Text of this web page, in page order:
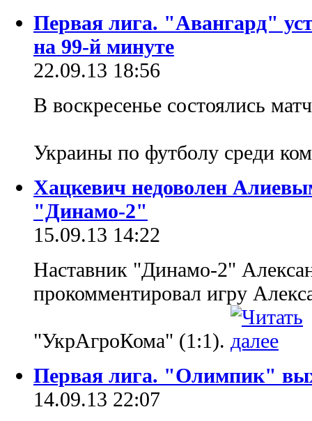
Первая лига. "Авангард"
на 99-й минуте
22.09.13 18:56
В воскресенье состоялись
Украины по футболу среди
Хацкевич недоволен
"Динамо-2"
15.09.13 14:22
Наставник "Динамо-2"
прокомментировал игру
"УкрАгроКома" (1:1).
Первая лига. "Олимпик"
14.09.13 22:07